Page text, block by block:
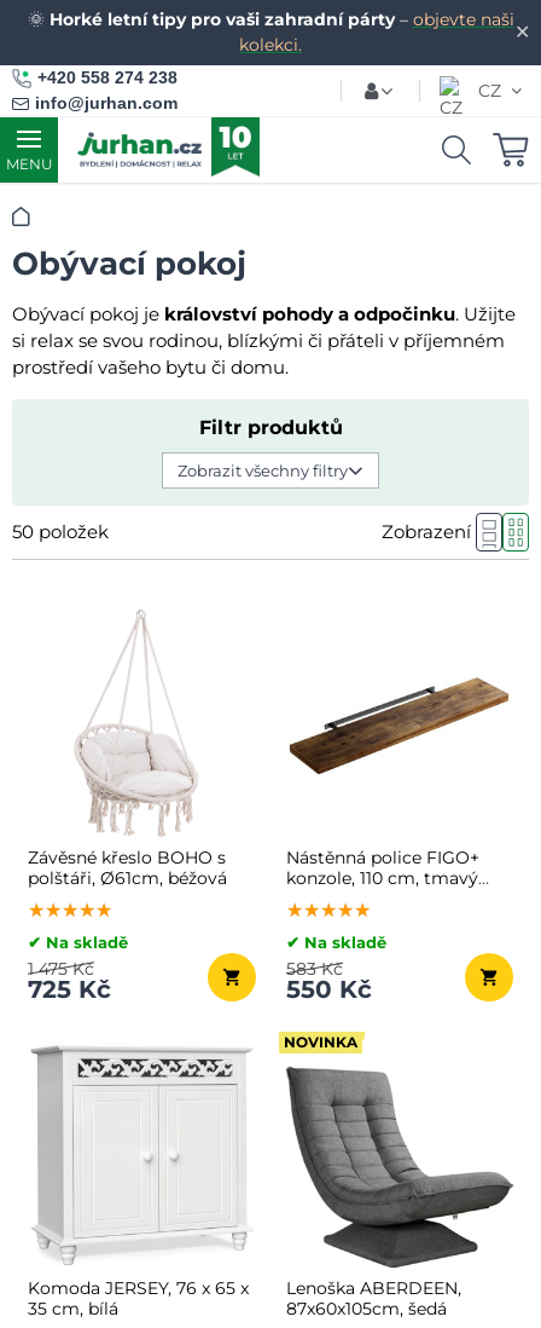
✕
🌞 Horké letní tipy pro vaši zahradní párty– objevte naši
kolekci.
+420 558 274 238
info@jurhan.com
CZ
MENU
Úvod
Obývací pokoj
Obývací pokoj je království pohody a odpočinku. Užijte
si relax se svou rodinou, blízkými či přáteli v příjemném
prostředí vašeho bytu či domu.
Filtr produktů
Zobrazit všechny filtry
50 položek Zobrazení
Závěsné křeslo BOHO s
polštáři, Ø61cm, béžová
★★★★★
★★★★★
★★★★★
✔ Na skladě
725 Kč
1 475 Kč
Nástěnná police FIGO+
konzole, 110 cm, tmavý
dub
★★★★★
★★★★★
★★★★★
✔ Na skladě
550 Kč
583 Kč
Komoda JERSEY, 76 x 65 x
35 cm, bílá
NOVINKA
Lenoška ABERDEEN,
87x60x105cm, šedá